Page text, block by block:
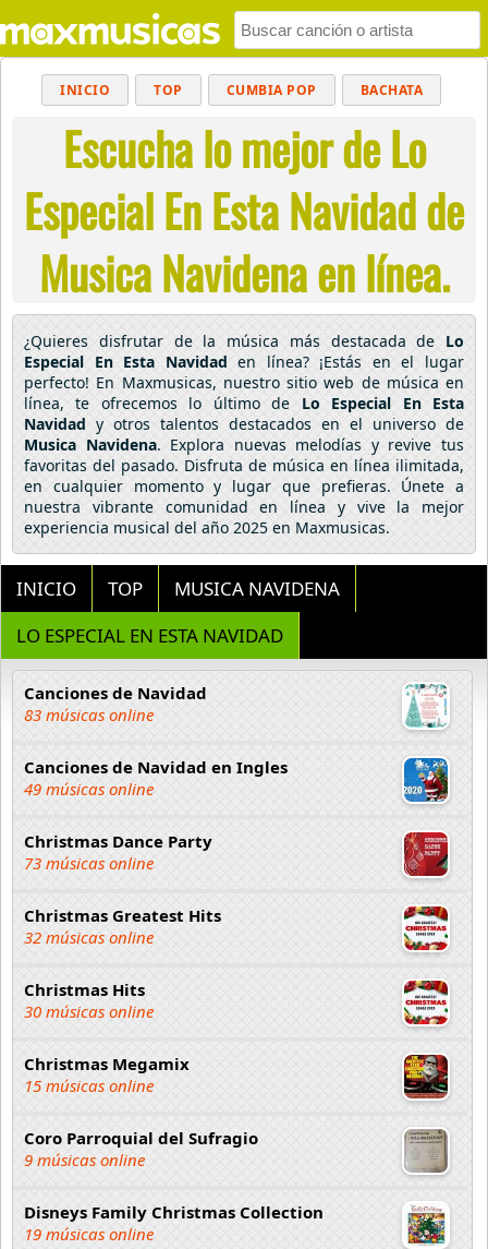
INICIO TOP CUMBIA POP BACHATA
POP MUSICA CRISTIANA REGGAETON
BALADAS ALTERNATIVO ELECTRÓNICA
CUMBIAS
Escucha lo mejor de Lo
Especial En Esta Navidad de
Musica Navidena en línea.
¿Quieres disfrutar de la música más destacada de Lo
Especial En Esta Navidad en línea? ¡Estás en el lugar
perfecto! En Maxmusicas, nuestro sitio web de música en
línea, te ofrecemos lo último de Lo Especial En Esta
Navidad y otros talentos destacados en el universo de
Musica Navidena. Explora nuevas melodías y revive tus
favoritas del pasado. Disfruta de música en línea ilimitada,
en cualquier momento y lugar que prefieras. Únete a
nuestra vibrante comunidad en línea y vive la mejor
experiencia musical del año 2025 en Maxmusicas.
INICIO TOP
MUSICA NAVIDENA
LO ESPECIAL EN ESTA NAVIDAD
Canciones de Navidad
83 músicas online
Canciones de Navidad en Ingles
49 músicas online
Christmas Dance Party
73 músicas online
Christmas Greatest Hits
32 músicas online
Christmas Hits
30 músicas online
Christmas Megamix
15 músicas online
Coro Parroquial del Sufragio
9 músicas online
Disneys Family Christmas Collection
19 músicas online